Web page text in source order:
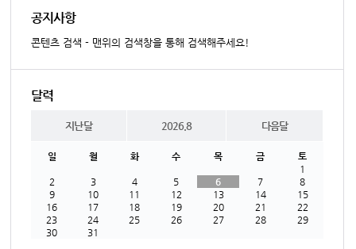
공지사항
콘텐츠 검색 - 맨위의 검색창을 통해 검색해주세요!
달력
지난달 2026.8 다음달
일 월 화 수 목 금
토
1
2
3 4 5 6 7
8
9
10 11 12 13 14
15
16
17 18 19 20 21
22
23
24 25 26 27 28
29
30
31